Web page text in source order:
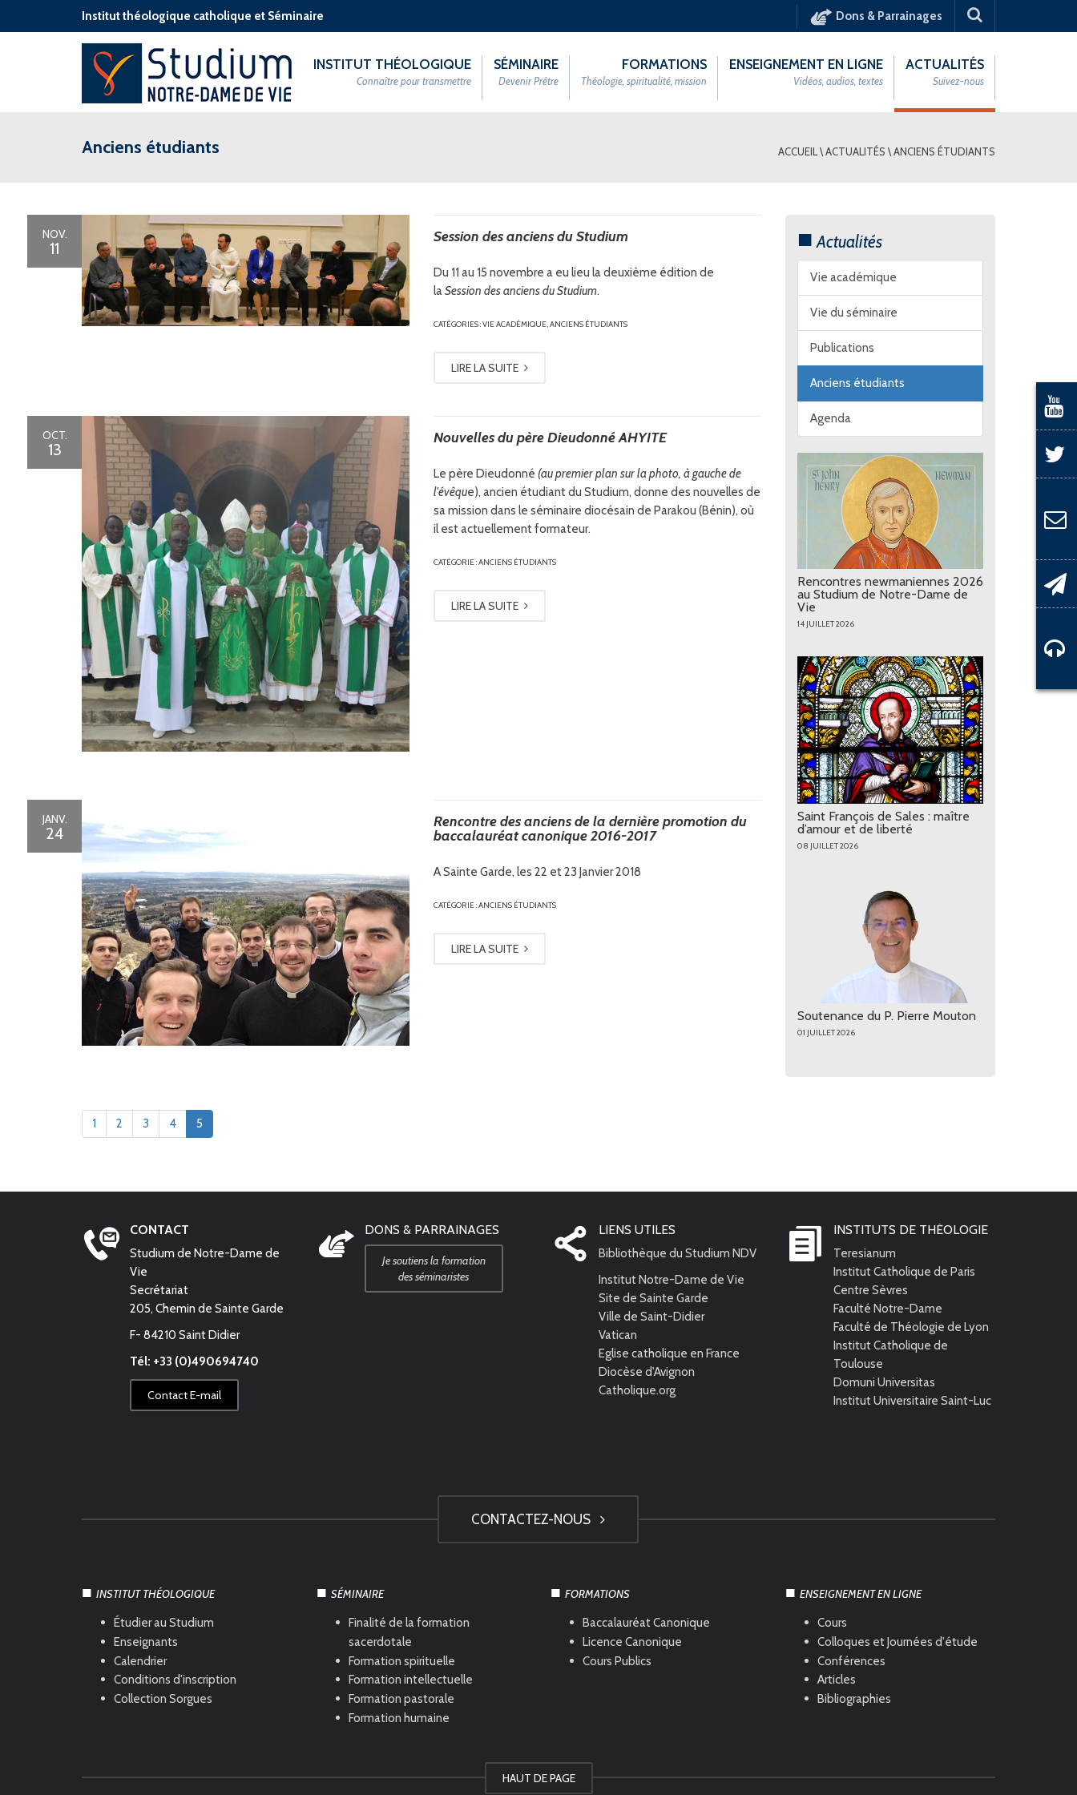
Institut théologique catholique et Séminaire Dons & Parrainages
INSTITUT THÉOLOGIQUE
Connaître pour transmettre
SÉMINAIRE
Devenir Prêtre
FORMATIONS
Théologie, spiritualité, mission
ENSEIGNEMENT EN LIGNE
Vidéos, audios, textes
ACTUALITÉS
Suivez-nous
Anciens étudiants ACCUEIL\ACTUALITÉS \ANCIENS ÉTUDIANTS
Actualités
Vie académique
Vie du séminaire
Publications
Anciens étudiants
Agenda
Rencontres newmaniennes 2026
au Studium de Notre-Dame de
Vie
14 JUILLET 2026
Saint François de Sales : maître
d’amour et de liberté
08 JUILLET 2026
Soutenance du P. Pierre Mouton
01 JUILLET 2026
NOV.
11
Session des anciens du Studium
Du 11 au 15 novembre a eu lieu la deuxième édition de
laSession des anciens du Studium.
CATÉGORIES :VIE ACADÉMIQUE,ANCIENS ÉTUDIANTS
LIRE LA SUITE
OCT.
13
Nouvelles du père Dieudonné AHYITE
Le père Dieudonné (au premier plan sur la photo, à gauche de
l'évêque), ancien étudiant du Studium, donne des nouvelles de
sa mission dans le séminaire diocésain de Parakou (Bénin), où
il est actuellement formateur.
CATÉGORIE :ANCIENS ÉTUDIANTS
LIRE LA SUITE
JANV.
24
Rencontre des anciens de la dernière promotion du
baccalauréat canonique 2016-2017
A Sainte Garde, les 22 et 23 Janvier 2018
CATÉGORIE :ANCIENS ÉTUDIANTS
LIRE LA SUITE
1 2 3 4 5
CONTACT
Studium de Notre-Dame de
Vie
Secrétariat
205, Chemin de Sainte Garde
F- 84210 Saint Didier
Tél: +33 (0)490694740
Contact E-mail
DONS & PARRAINAGES
Je soutiens la formation
des séminaristes
LIENS UTILES
Bibliothèque du Studium NDV
Institut Notre-Dame de Vie
Site de Sainte Garde
Ville de Saint-Didier
Vatican
Eglise catholique en France
Diocèse d'Avignon
Catholique.org
INSTITUTS DE THÉOLOGIE
Teresianum
Institut Catholique de Paris
Centre Sèvres
Faculté Notre-Dame
Faculté de Théologie de Lyon
Institut Catholique de
Toulouse
Domuni Universitas
Institut Universitaire Saint-Luc
CONTACTEZ-NOUS
INSTITUT THÉOLOGIQUE
Étudier au Studium
Enseignants
Calendrier
Conditions d'inscription
Collection Sorgues
SÉMINAIRE
Finalité de la formation
sacerdotale
Formation spirituelle
Formation intellectuelle
Formation pastorale
Formation humaine
FORMATIONS
Baccalauréat Canonique
Licence Canonique
Cours Publics
ENSEIGNEMENT EN LIGNE
Cours
Colloques et Journées d'étude
Conférences
Articles
Bibliographies
HAUT DE PAGE